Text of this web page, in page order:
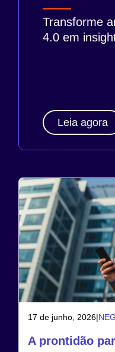
Transforme
4.0 em
Leia agora
17 de junho, 2026|
A prontidão